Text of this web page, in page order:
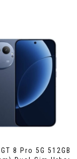
8 Pro 5G 512GB